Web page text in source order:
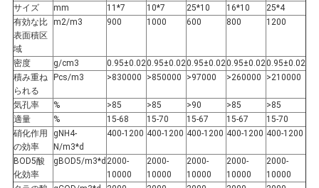
だ
さ
い
地
図
サイズ
mm 11*7 10*7 25*10 16*10
25*4
有効な比
表面積区
域
m2/m3 900 1000 600 800 1200
密度 g/cm3 0.95±0.020.95±0.020.95±0.020.95±0.020.95±0.02
積み重ね
られる
Pcs/m3 >830000 >850000 >97000 >260000 >210000
気孔率 % >85 >85 >90 >85
>85
適量
% 15-68 15-70 15-67 15-67
15-70
硝化作用
の効率
gNH4-
N/m3*d
400-1200 400-1200 400-1200 400-1200 400-1200
BOD5酸
化効率
gBOD5/m3*d 2000-
10000
2000-
10000
2000-
10000
2000-
10000
2000-
10000